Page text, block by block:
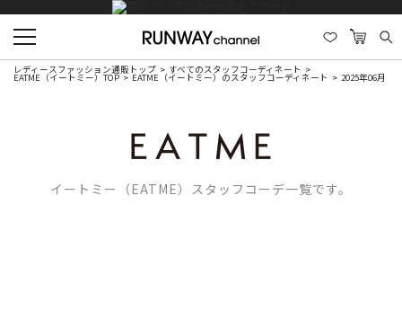
レディースファッション通販トップ すべてのスタッフコーディネート
EATME（イートミー）TOP EATME（イートミー）のスタッフコーディネート 2025年06月
イートミー（EATME）スタッフコーデ一覧です。